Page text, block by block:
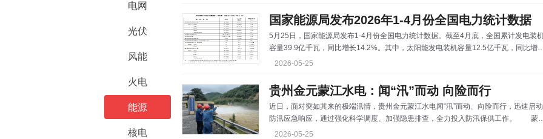
电网
光伏
风能
火电
能源
核电
会。 座谈会上，乌江水电公司和五凌电力公司系统介绍了公司的发展历程和流域水
风光一体化基地开发建设情况，分享了公司水电扩机增容的实践经验和工作成效，分析
了更好推动水电扩机增容和发挥水风光一体化基
国家能源局发布2026年1-4月份全国电力统计数据
5月25日，国家能源局发布1-4月份全国电力统计数据。截至4月底，全国累计发电装
容量39.9亿千瓦，同比增长14.2%。其中，太阳能发电装机容量12.5亿千瓦，同比增
26.2%；风电装机容量6.6亿千瓦，同比增长22.0%。1-4月份，全国发电设备累计平均
2026-05-25
贵州金元蒙江水电：闻“汛”而动 向险而行
近日，面对突如其来的极端汛情，贵州金元蒙江水电闻“汛”而动、向险而行，迅速启动
防汛应急响应，通过强化科学调度、加强隐患排查，全力投入防汛保供工作。 蒙
水电团坡电站5月19日16时45分，电站最大洪峰值达到910立方米每秒。该电站站长刘
2026-05-25